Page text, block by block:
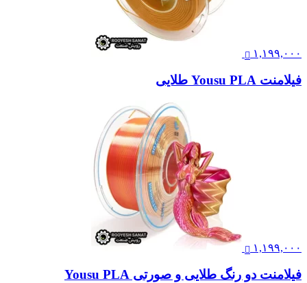
۱,۱۹۹,۰۰۰
فیلامنت Yousu PLA طلایی
۱,۱۹۹,۰۰۰
فیلامنت دو رنگ طلایی و صورتی Yousu PLA